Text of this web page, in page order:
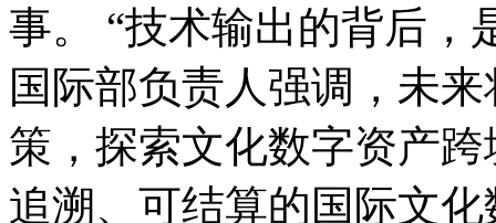
事。 “技术输出的背后，
国际部负责人强调，未
策，探索文化数字资产
追溯、可结算的国际文